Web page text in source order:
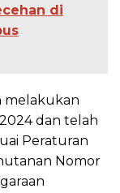
di
melakukan
dan telah
Peraturan
Nomor